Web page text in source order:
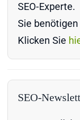
SEO-Experte.
Sie
Klicken Sie
SEO-